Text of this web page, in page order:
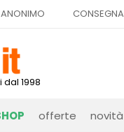
CONSEGNA
1998
offerte novità